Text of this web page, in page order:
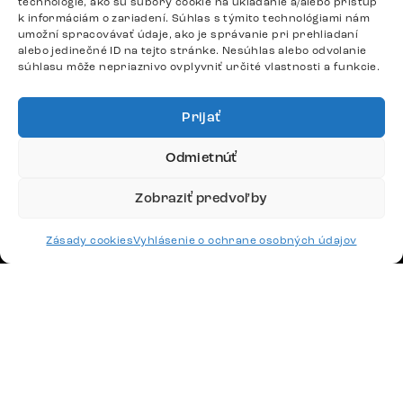
k informáciám o zariadení. Súhlas s týmito technológiami nám
umožní spracovávať údaje, ako je správanie pri prehliadaní
alebo jedinečné ID na tejto stránke. Nesúhlas alebo odvolanie
súhlasu môže nepriaznivo ovplyvniť určité vlastnosti a funkcie.
Prijať
Odmietnúť
Zobraziť predvoľby
Zásady cookiesVyhlásenie o ochrane osobných údajov
Odpovedáme do 24 hodín.
Doprava